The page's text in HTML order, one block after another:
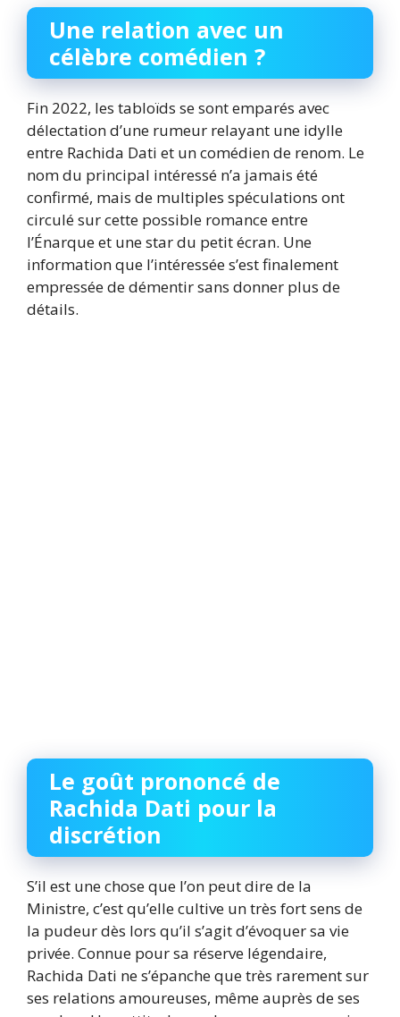
Une relation avec un
célèbre comédien ?
Fin 2022, les tabloïds se sont emparés avec
délectation d’une rumeur relayant une idylle
entre Rachida Dati et un comédien de renom. Le
nom du principal intéressé n’a jamais été
confirmé, mais de multiples spéculations ont
circulé sur cette possible romance entre
l’Énarque et une star du petit écran. Une
information que l’intéressée s’est finalement
empressée de démentir sans donner plus de
détails.
Le goût prononcé de
Rachida Dati pour la
discrétion
S’il est une chose que l’on peut dire de la
Ministre, c’est qu’elle cultive un très fort sens de
la pudeur dès lors qu’il s’agit d’évoquer sa vie
privée. Connue pour sa réserve légendaire,
Rachida Dati ne s’épanche que très rarement sur
ses relations amoureuses, même auprès de ses